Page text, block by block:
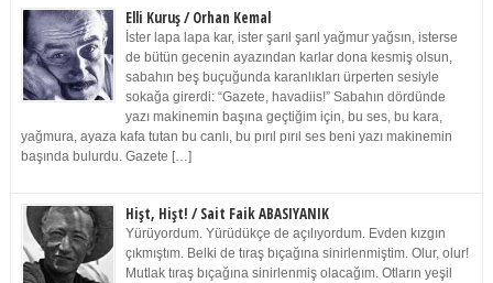
Elli Kuruş / Orhan Kemal
İster lapa lapa kar, ister şarıl şarıl yağmur yağsın, isterse
de bütün gecenin ayazından karlar dona kesmiş olsun,
sabahın beş buçuğunda karanlıkları ürperten sesiyle
sokağa girerdi: “Gazete, havadiis!” Sabahın dördünde
yazı makinemin başına geçtiğim için, bu ses, bu kara,
yağmura, ayaza kafa tutan bu canlı, bu pırıl pırıl ses beni yazı makinemin
başında bulurdu. Gazete […]
Hişt, Hişt! / Sait Faik ABASIYANIK
Yürüyordum. Yürüdükçe de açılıyordum. Evden kızgın
çıkmıştım. Belki de tıraş bıçağına sinirlenmiştim. Olur, olur!
Mutlak tıraş bıçağına sinirlenmiş olacağım. Otların yeşil